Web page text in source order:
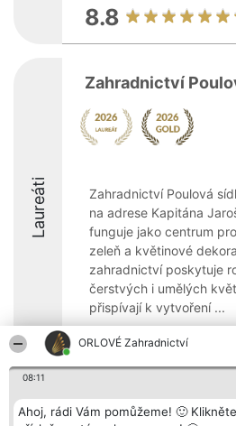
ORLOVÉ Zahradnictví
08:11
Ahoj, rádi Vám pomůžeme! 🙂
8.8
Laureáti
Zahradnictví
Zahradnictví Poulová
na adrese Kapitána
funguje jako centrum
zeleň a květinové
zahradnictví poskytuje
čerstvých i umělých
přispívají k vytvoření ...
9.4
Organizátor hlasování
Bright Side Solutions sp. z o.
Plebiscyt
Vítězové